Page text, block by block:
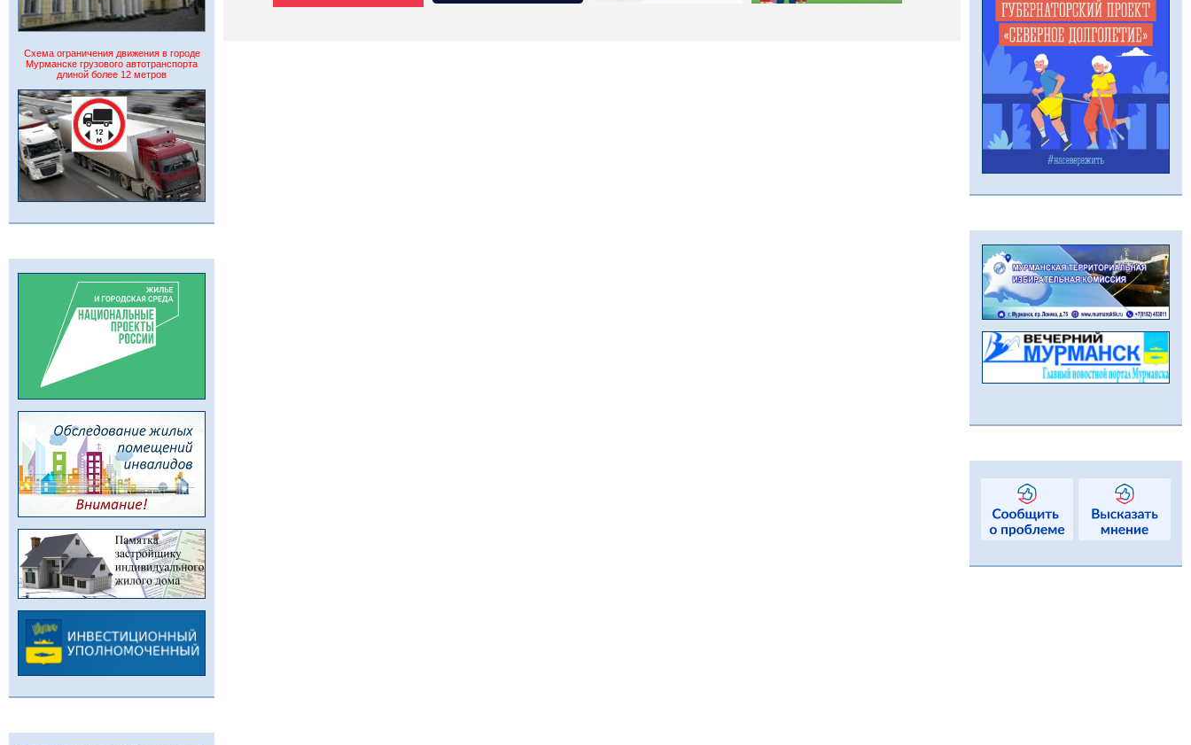
Схема ограничения движения в городе
Мурманске грузового автотранспорта
длиной более 12 метров